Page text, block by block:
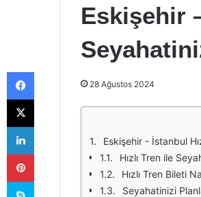
Eskişehir
28 Ağustos 2024
Eskişehir - İstanbul
Hızlı Tren ile
Hızlı Tren Bileti
Seyahatinizi
Facebook
X
LinkedIn
Pinterest
Skype